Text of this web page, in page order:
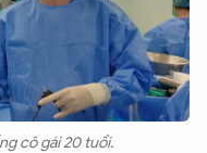
cô gái 20 tuổi.